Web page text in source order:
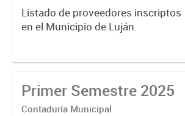
Listado de proveedores inscriptos
en el Municipio de Luján.
Primer Semestre 2025
Contaduría Municipal